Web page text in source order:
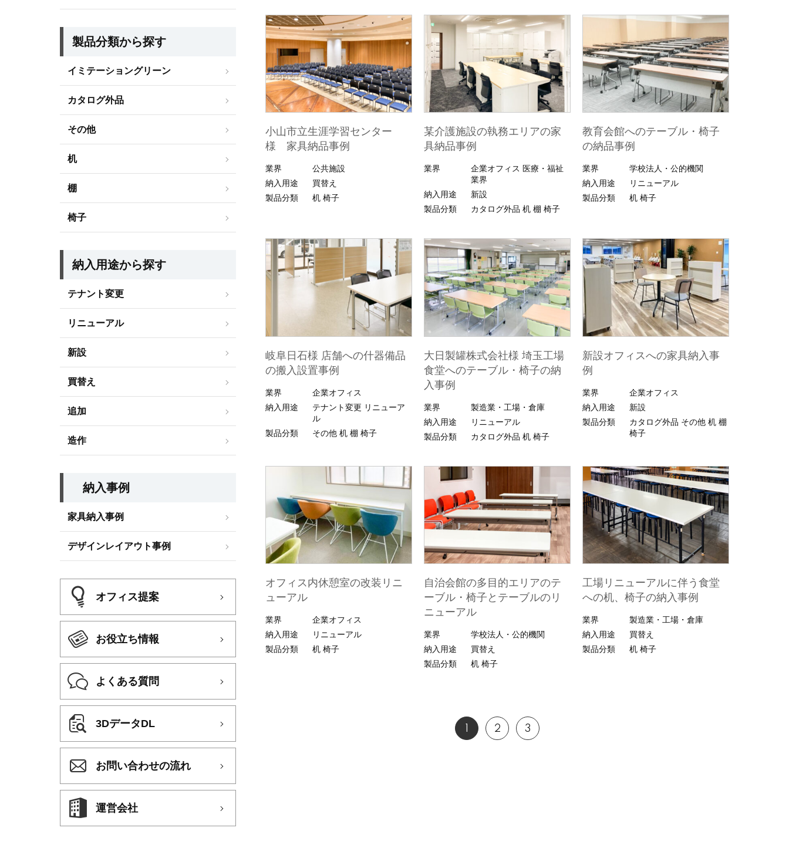
小山市立生涯学習センター
様 家具納品事例
業界
公共施設
納入用途
買替え
製品分類
机 椅子
某介護施設の執務エリアの家
具納品事例
業界 企業オフィス 医療・福祉
業界
納入用途
新設
製品分類
カタログ外品 机 棚 椅子
教育会館へのテーブル・椅子
の納品事例
業界
学校法人・公的機関
納入用途
リニューアル
製品分類
机 椅子
岐阜日石様 店舗への什器備品
の搬入設置事例
業界
企業オフィス
納入用途
テナント変更 リニューア
ル
製品分類
その他 机 棚 椅子
大日製罐株式会社様 埼玉工場
食堂へのテーブル・椅子の納
入事例
業界
製造業・工場・倉庫
納入用途
リニューアル
製品分類
カタログ外品 机 椅子
新設オフィスへの家具納入事
例
業界
企業オフィス
納入用途
新設
製品分類
カタログ外品 その他 机 棚
椅子
オフィス内休憩室の改装リニ
ューアル
業界
企業オフィス
納入用途
リニューアル
製品分類
机 椅子
自治会館の多目的エリアのテ
ーブル・椅子とテーブルのリ
ニューアル
業界
学校法人・公的機関
納入用途
買替え
製品分類
机 椅子
工場リニューアルに伴う食堂
への机、椅子の納入事例
業界
製造業・工場・倉庫
納入用途
買替え
製品分類
机 椅子
2 3
製品分類から探す
イミテーショングリーン
カタログ外品
その他
机
棚
椅子
納入用途から探す
テナント変更
リニューアル
新設
買替え
追加
造作
納入事例
家具納入事例
デザインレイアウト事例
オフィス提案
お役立ち情報
よくある質問
3DデータDL
お問い合わせの流れ
運営会社